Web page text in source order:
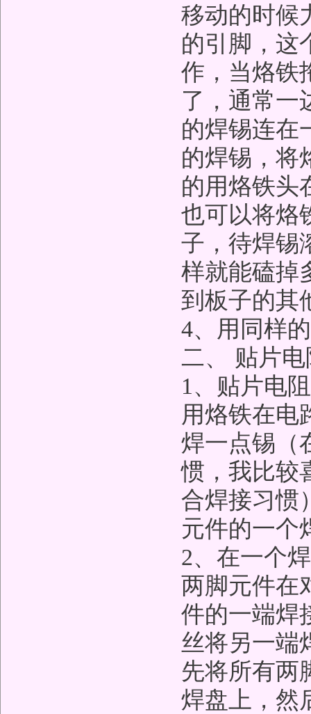
移动的时候
的引脚，这
作，当烙铁
了，通常一
的焊锡连在
的焊锡，将
的用烙铁头
也可以将烙
子，待焊锡
样就能磕掉
到板子的其
4、用同样
二、 贴片
1、贴片电
用烙铁在电
焊一点锡（
惯，我比较
合焊接习惯
元件的一个
2、在一个
两脚元件在
件的一端焊
丝将另一端
先将所有两
焊盘上，然